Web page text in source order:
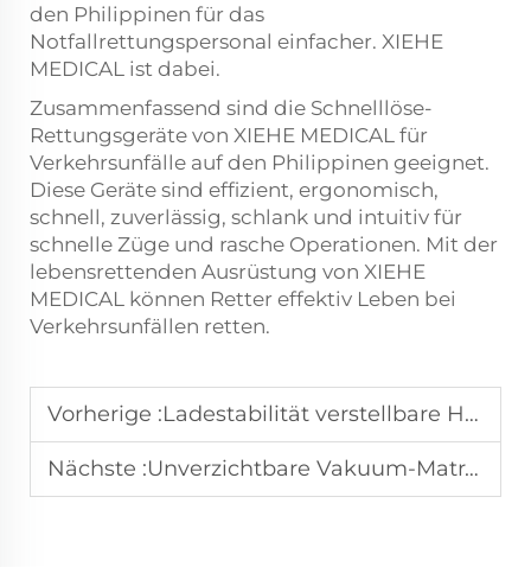
den Philippinen für das
Notfallrettungspersonal einfacher. XIEHE
MEDICAL ist dabei.
Zusammenfassend sind die Schnelllöse-
Rettungsgeräte von XIEHE MEDICAL für
Verkehrsunfälle auf den Philippinen geeignet.
Diese Geräte sind effizient, ergonomisch,
schnell, zuverlässig, schlank und intuitiv für
schnelle Züge und rasche Operationen. Mit der
lebensrettenden Ausrüstung von XIEHE
MEDICAL können Retter effektiv Leben bei
Verkehrsunfällen retten.
Vorherige :Ladestabilität verstellbare Höhen Sargkarren für mehrstöckige Bestattungshäuser
Nächste :Unverzichtbare Vakuum-Matratzentrage in Krankenhausqualität für Ersthelfer